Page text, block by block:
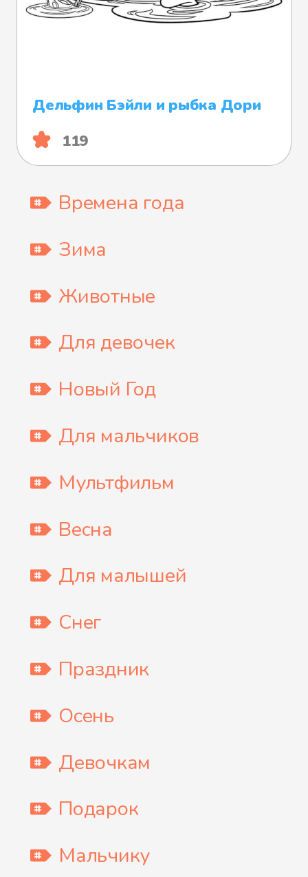
Дельфин Бэйли и рыбка Дори
119
Времена года
Зима
Животные
Для девочек
Новый Год
Для мальчиков
Мультфильм
Весна
Для малышей
Снег
Праздник
Осень
Девочкам
Подарок
Мальчику